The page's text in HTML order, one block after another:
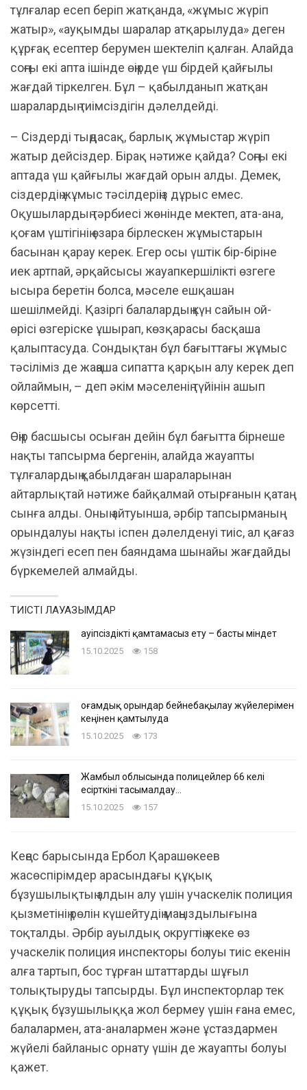
тұлғалар есеп беріп жатқанда, «жұмыс жүріп
жатыр», «ауқымды шаралар атқарылуда» деген
құрғақ есептер берумен шектеліп қалған. Алайда
соңғы екі апта ішінде өңірде үш бірдей қайғылы
жағдай тіркелген. Бұл – қабылданып жатқан
шаралардың тиімсіздігін дәлелдейді.
– Сіздерді тыңдасақ, барлық жұмыстар жүріп
жатыр дейсіздер. Бірақ нәтиже қайда? Соңғы екі
аптада үш қайғылы жағдай орын алды. Демек,
сіздердің жұмыс тәсілдеріңіз дұрыс емес.
Оқушылардың тәрбиесі жөнінде мектеп, ата-ана,
қоғам үштігінің өзара бірлескен жұмыстарын
басынан қарау керек. Егер осы үштік бір-біріне
иек артпай, әрқайсысы жауапкершілікті өзгеге
ысыра беретін болса, мәселе ешқашан
шешілмейді. Қазіргі балалардың күн сайын ой-
өрісі өзгеріске ұшырап, көзқарасы басқаша
қалыптасуда. Сондықтан бұл бағыттағы жұмыс
тәсіліміз де жаңаша сипатта қарқын алу керек деп
ойлаймын, – деп әкім мәселенің түйінін ашып
көрсетті.
Өңір басшысы осыған дейін бұл бағытта бірнеше
нақты тапсырма бергенін, алайда жауапты
тұлғалардың қабылдаған шараларынан
айтарлықтай нәтиже байқалмай отырғанын қатаң
сынға алды. Оның айтуынша, әрбір тапсырманың
орындалуы нақты іспен дәлелденуі тиіс, ал қағаз
жүзіндегі есеп пен баяндама шынайы жағдайды
бүркемелей алмайды.
ТИІСТІ ЛАУАЗЫМДАР
Қауіпсіздікті қамтамасыз ету – басты міндет
15.10.2025 158
Қоғамдық орындар бейнебақылау жүйелерімен
кеңінен қамтылуда
15.10.2025 173
Жамбыл облысында полицейлер 66 келі
есірткіні тасымалдау…
15.10.2025 157
Кеңес барысында Ербол Қарашөкеев
жасөспірімдер арасындағы құқық
бұзушылықтың алдын алу үшін учаскелік полиция
қызметінің рөлін күшейтудің маңыздылығына
тоқталды. Әрбір ауылдық округтің жеке өз
учаскелік полиция инспекторы болуы тиіс екенін
алға тартып, бос тұрған штаттарды шұғыл
толықтыруды тапсырды. Бұл инспекторлар тек
құқық бұзушылыққа жол бермеу үшін ғана емес,
балалармен, ата-аналармен және ұстаздармен
жүйелі байланыс орнату үшін де жауапты болуы
қажет.